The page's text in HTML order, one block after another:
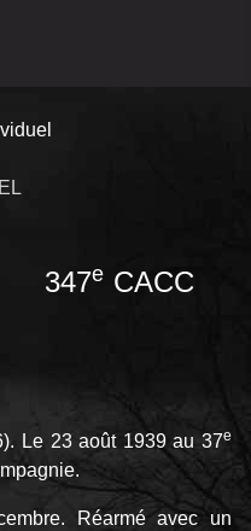
347eCACC
Le 23 août 1939 au 37e
Réarmé avec un